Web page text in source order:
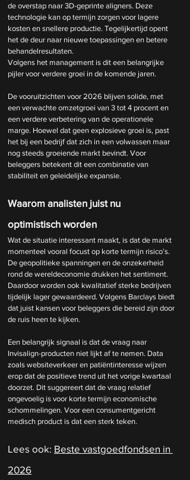
de overstap naar 3D-geprinte aligners. Deze
technologie kan op termijn zorgen voor lagere
kosten en snellere productie. Tegelijkertijd opent
het de deur naar nieuwe toepassingen en betere
behandelresultaten.
Volgens het management is dit een belangrijke
pijler voor verdere groei in de komende jaren.
De vooruitzichten voor 2026 blijven solide, met
een verwachte omzetgroei van 3 tot 4 procent en
een verdere verbetering van de operationele
marge. Hoewel dat geen explosieve groei is, past
het bij een bedrijf dat zich in een volwassen maar
nog steeds groeiende markt bevindt. Voor
beleggers betekent dit een combinatie van
stabiliteit en geleidelijke expansie.
Waarom analisten juist nu
optimistisch worden
Wat de situatie interessant maakt, is dat de markt
momenteel vooral focust op korte termijn risico’s.
De geopolitieke spanningen en de onzekerheid
rond de wereldeconomie drukken het sentiment.
Daardoor worden ook kwalitatief sterke bedrijven
tijdelijk lager gewaardeerd. Volgens Barclays biedt
dat juist kansen voor beleggers die bereid zijn door
de ruis heen te kijken.
Een belangrijk signaal is dat de vraag naar
Invisalign-producten niet lijkt af te nemen. Data
zoals websiteverkeer en patiëntinteresse wijzen
erop dat de positieve trend uit het vorige kwartaal
doorzet. Dit suggereert dat de vraag relatief
ongevoelig is voor korte termijn economische
schommelingen. Voor een consumentgericht
medisch product is dat een sterk teken.
Lees ook: Beste vastgoedfondsen in
2026